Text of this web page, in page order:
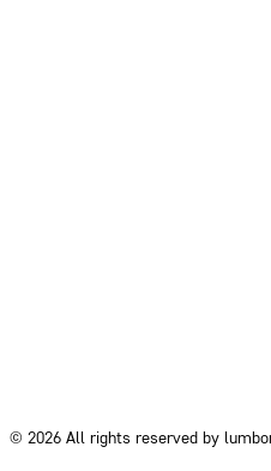
© 2026 All rights reserved by